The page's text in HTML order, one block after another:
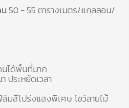
50 - 55 ตารางเมตร/แกลลอน/
นได้พื้นที่มาก
ประหยัดเวลา
มสีโปร่งแสงพิเศษ โชว์ลายไม้